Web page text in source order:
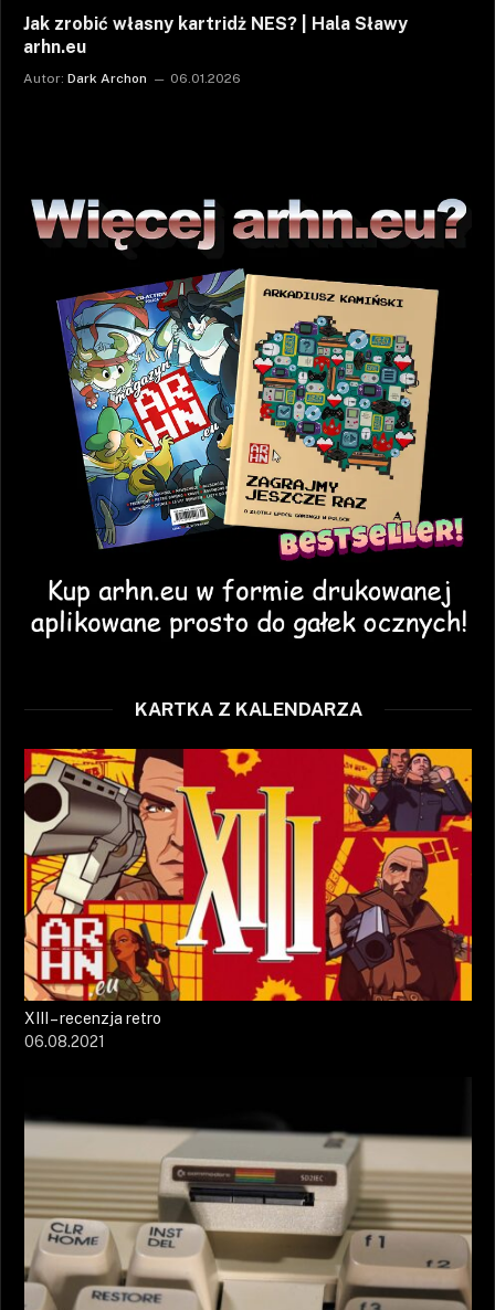
Jak zrobić własny kartridż NES? | Hala Sławy
arhn.eu
Autor: Dark Archon 06.01.2026
KARTKA Z KALENDARZA
XIII – recenzja retro
06.08.2021